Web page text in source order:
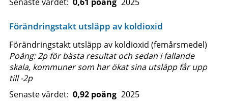
Förändringstakt utsläpp av koldioxid
Förändringstakt utsläpp av koldioxid (femårsmedel)
Poäng: 2p för bästa resultat och sedan i fallande
skala, kommuner som har ökat sina utsläpp får upp
till -2p
Senaste värdet: 0,92 poäng 2025